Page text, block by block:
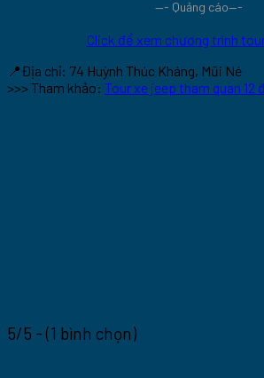
—- Quảng cáo—-
Click để xem chương trình
📍Địa chỉ: 74 Huỳnh Thúc Kháng, Mũi Né
>>> Tham khảo: Tour xe jeep tham quan 12
5/5 - (1 bình chọn)